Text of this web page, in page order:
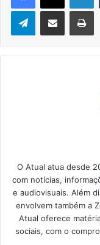
Telegram
O Atual atua desde
com notícias,
e audiovisuais. Além
envolvem também a
Atual oferece
sociais, com o